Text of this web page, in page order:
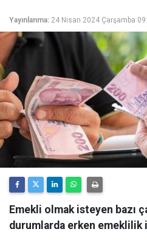
Yayınlanma: 24 Nisan 2024 Çarşamba
Emekli olmak isteyen bazı
durumlarda erken emeklilik